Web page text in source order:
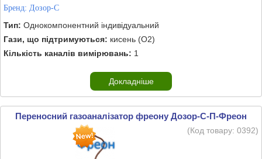
Бренд: Дозор-С
Тип: Однокомпонентний індивідуальний
Гази, що підтримуються: кисень (O2)
Кількість каналів вимірювань: 1
Докладніше
Переносний газоаналізатор фреону Дозор-С-П-Фреон
(Код товару: 0392)